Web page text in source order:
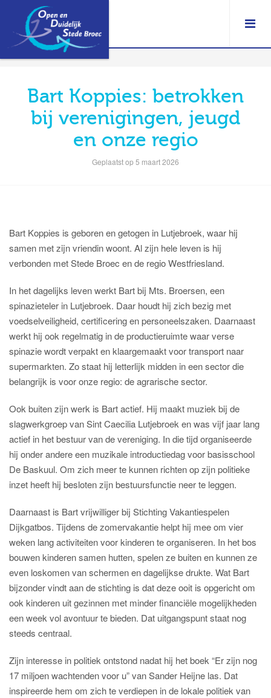
Bart Koppies: betrokken
bij verenigingen, jeugd
en onze regio
Geplaatst op 5 maart 2026
Bart Koppies is geboren en getogen in Lutjebroek, waar hij
samen met zijn vriendin woont. Al zijn hele leven is hij
verbonden met Stede Broec en de regio Westfriesland.
In het dagelijks leven werkt Bart bij Mts. Broersen, een
spinazieteler in Lutjebroek. Daar houdt hij zich bezig met
voedselveiligheid, certificering en personeelszaken. Daarnaast
werkt hij ook regelmatig in de productieruimte waar verse
spinazie wordt verpakt en klaargemaakt voor transport naar
supermarkten. Zo staat hij letterlijk midden in een sector die
belangrijk is voor onze regio: de agrarische sector.
Ook buiten zijn werk is Bart actief. Hij maakt muziek bij de
slagwerkgroep van Sint Caecilia Lutjebroek en was vijf jaar lang
actief in het bestuur van de vereniging. In die tijd organiseerde
hij onder andere een muzikale introductiedag voor basisschool
De Baskuul. Om zich meer te kunnen richten op zijn politieke
inzet heeft hij besloten zijn bestuursfunctie neer te leggen.
Daarnaast is Bart vrijwilliger bij Stichting Vakantiespelen
Dijkgatbos. Tijdens de zomervakantie helpt hij mee om vier
weken lang activiteiten voor kinderen te organiseren. In het bos
bouwen kinderen samen hutten, spelen ze buiten en kunnen ze
even loskomen van schermen en dagelijkse drukte. Wat Bart
bijzonder vindt aan de stichting is dat deze ooit is opgericht om
ook kinderen uit gezinnen met minder financiële mogelijkheden
een week vol avontuur te bieden. Dat uitgangspunt staat nog
steeds centraal.
Zijn interesse in politiek ontstond nadat hij het boek “Er zijn nog
17 miljoen wachtenden voor u” van Sander Heijne las. Dat
inspireerde hem om zich te verdiepen in de lokale politiek van